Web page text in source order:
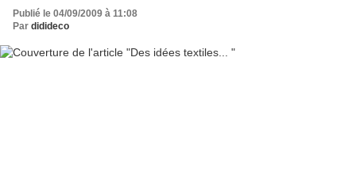
Publié le 04/09/2009 à 11:08
Par didideco